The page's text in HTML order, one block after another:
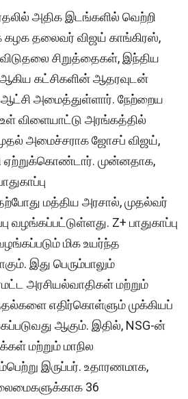
அதிக இடங்களில் வெற்றி
கழக தலைவர் விஜய் காங்கிரஸ்,
சிறுத்தைகள், இந்திய
கட்சிகளின் ஆதரவுடன்
ஆட்சி அமைத்துள்ளார். நேற்றைய
விளையாட்டு அரங்கத்தில்
அமைச்சராக ஜோசப் விஜய்,
ஏற்றுக்கொண்டார். முன்னதாக,
மத்திய அரசால், முதல்வர்
வழங்கப்பட்டுள்ளது. Z+ பாதுகாப்பு
மிக உயர்ந்த
இது பெரும்பாலும்
அரசியல்வாதிகள் மற்றும்
எதிர்கொள்ளும் முக்கியப்
ஆகும். இதில், NSG-ன்
மற்றும் மாநில
இருப்பர். உதாரணமாக,
36